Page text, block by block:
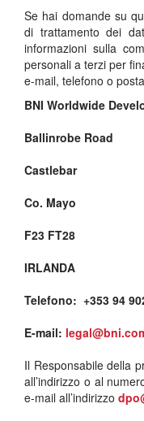
Se hai domande su
di trattamento dei
informazioni sulla
personali a terzi per
e-mail, telefono o
BNI Worldwide
Ballinrobe Road
Castlebar
Co. Mayo
F23 FT28
IRLANDA
Telefono: +353 94
E-mail:
Il Responsabile della
all’indirizzo o al
e-mail all’indirizzo